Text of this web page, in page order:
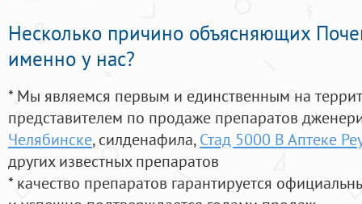
Несколько причино объясняющих
именно у нас?
* Мы являемся первым и единственным на
представителем по продаже препаратов
Челябинске, силденафила, Стад 5000 В Аптеке
других известных препаратов
* качество препаратов гарантируется